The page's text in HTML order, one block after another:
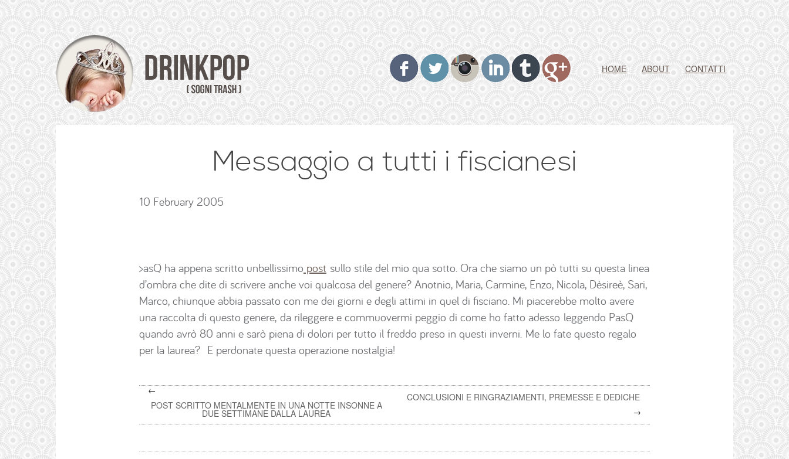
HOME ABOUT CONTATTI
Messaggio a tutti i fiscianesi
10 February 2005
>asQ ha appena scritto unbellissimo post sullo stile del mio qua sotto. Ora che siamo un pò tutti su questa linea
d’ombra che dite di scrivere anche voi qualcosa del genere? Anotnio, Maria, Carmine, Enzo, Nicola, Dèsireè, Sari,
Marco, chiunque abbia passato con me dei giorni e degli attimi in quel di fisciano. Mi piacerebbe molto avere
una raccolta di questo genere, da rileggere e commuovermi peggio di come ho fatto adesso leggendo PasQ
quando avrò 80 anni e sarò piena di dolori per tutto il freddo preso in questi inverni. Me lo fate questo regalo
per la laurea? E perdonate questa operazione nostalgia!
←
POST SCRITTO MENTALMENTE IN UNA NOTTE INSONNE A
DUE SETTIMANE DALLA LAUREA
CONCLUSIONI E RINGRAZIAMENTI, PREMESSE E DEDICHE
→